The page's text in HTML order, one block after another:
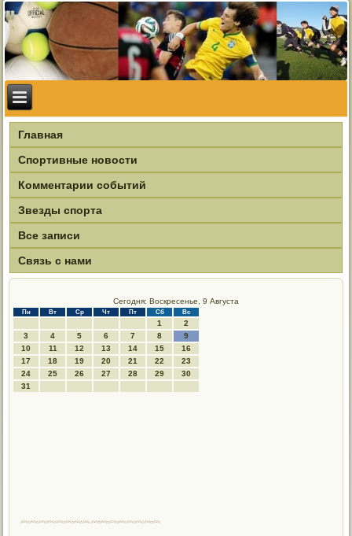
Главная
Спортивные новости
Комментарии событий
Звезды спорта
Все записи
Связь с нами
Сегодня: Воскресенье, 9 Августа
Пн Вт Ср Чт Пт Сб Вс
1
2
3
4 5 6 7 8
9
10
11 12 13 14 15
16
17
18 19 20 21 22
23
24
25 26 27 28 29
30
31